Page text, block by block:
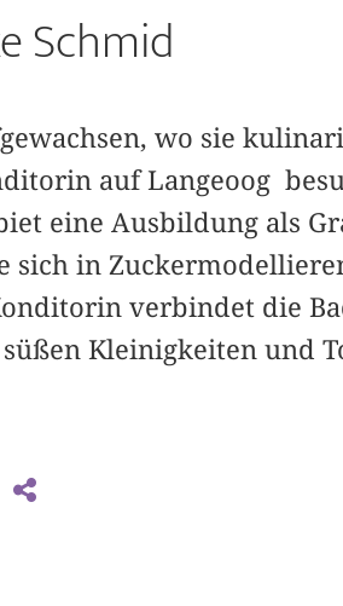
Schmid
wo sie
auf Langeoog
eine Ausbildung als
sich in
verbindet die
Kleinigkeiten und